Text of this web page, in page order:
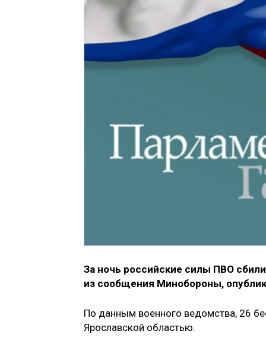
За ночь российские силы ПВО
из сообщения Минобороны,
По данным военного ведомства, 26
Ярославской областью.